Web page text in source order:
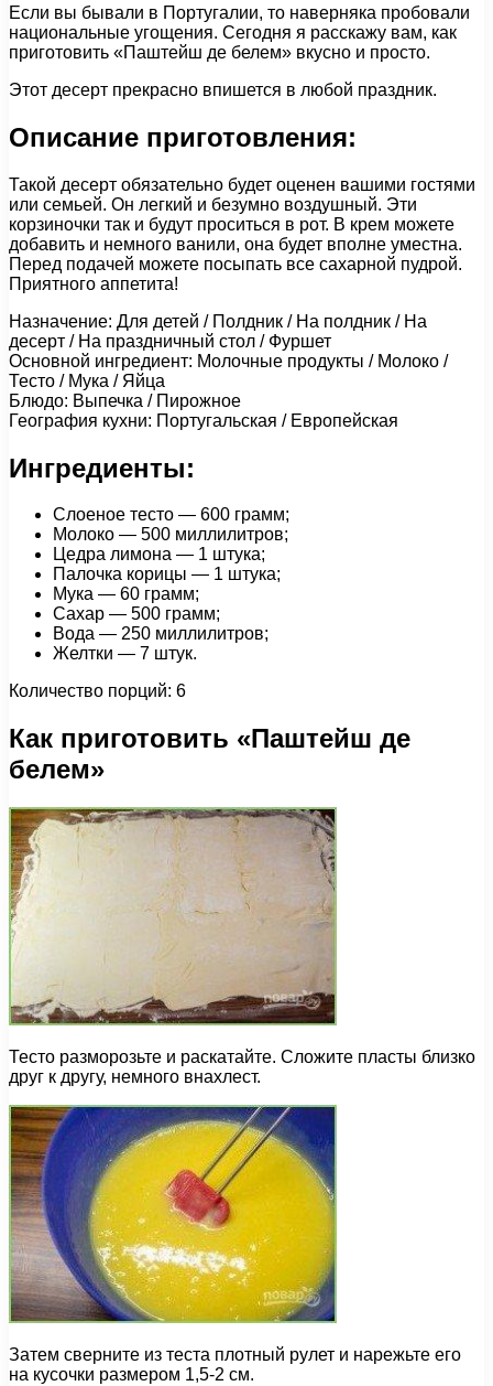
Если вы бывали в Португалии, то наверняка пробовали
национальные угощения. Сегодня я расскажу вам, как
приготовить «Паштейш де белем» вкусно и просто.
Этот десерт прекрасно впишется в любой праздник.
Описание приготовления:
Такой десерт обязательно будет оценен вашими гостями
или семьей. Он легкий и безумно воздушный. Эти
корзиночки так и будут проситься в рот. В крем можете
добавить и немного ванили, она будет вполне уместна.
Перед подачей можете посыпать все сахарной пудрой.
Приятного аппетита!
Назначение: Для детей / Полдник / На полдник / На
десерт / На праздничный стол / Фуршет
Основной ингредиент: Молочные продукты / Молоко /
Тесто / Мука / Яйца
Блюдо: Выпечка / Пирожное
География кухни: Португальская / Европейская
Ингредиенты:
Слоеное тесто — 600 грамм;
Молоко — 500 миллилитров;
Цедра лимона — 1 штука;
Палочка корицы — 1 штука;
Мука — 60 грамм;
Сахар — 500 грамм;
Вода — 250 миллилитров;
Желтки — 7 штук.
Количество порций: 6
Как приготовить «Паштейш де
белем»
Тесто разморозьте и раскатайте. Сложите пласты близко
друг к другу, немного внахлест.
Затем сверните из теста плотный рулет и нарежьте его
на кусочки размером 1,5-2 см.